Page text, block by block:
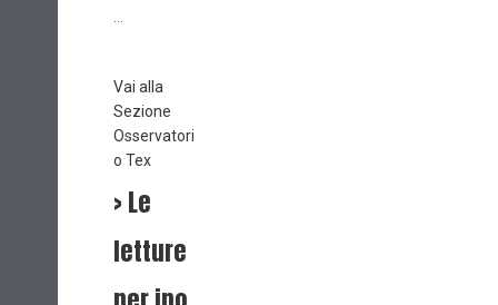
Vai alla
Sezione
Osservatori
o Tex
> Le
letture